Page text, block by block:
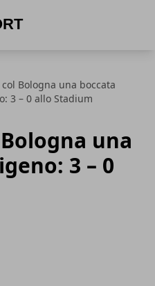
col Bologna una boccata
3 – 0 allo Stadium
una
3 – 0